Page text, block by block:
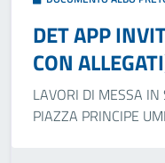
DET APP
CON
LAVORI DI MESSA
PIAZZA PRINCIPE